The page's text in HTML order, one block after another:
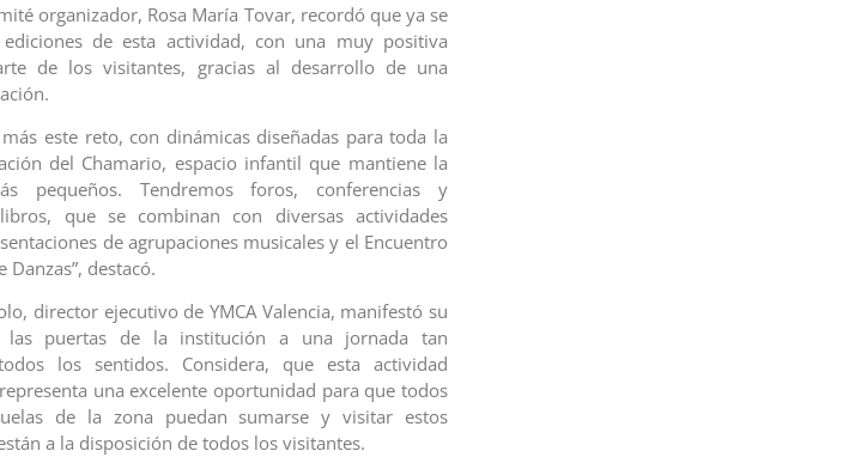
organizador, Rosa María Tovar, recordó que ya se
de esta actividad, con una muy positiva
de los visitantes, gracias al desarrollo de una
este reto, con dinámicas diseñadas para toda la
del Chamario, espacio infantil que mantiene la
pequeños. Tendremos foros, conferencias y
que se combinan con diversas actividades
de agrupaciones musicales y el Encuentro
Danzas”, destacó.
director ejecutivo de YMCA Valencia, manifestó su
las puertas de la institución a una jornada tan
los sentidos. Considera, que esta actividad
una excelente oportunidad para que todos
de la zona puedan sumarse y visitar estos
a la disposición de todos los visitantes.